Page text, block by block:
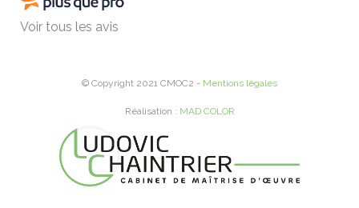
Voir tous les avis
© Copyright 2021 CMOC2 - Mentions légales
Réalisation : MAD COLOR